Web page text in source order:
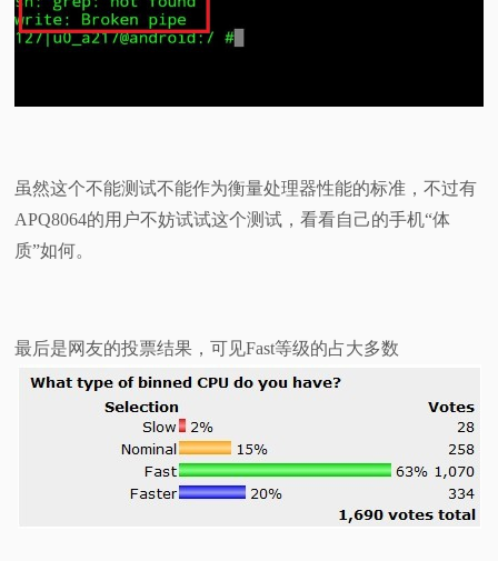
虽然这个不能测试不能作为衡量处理器性能的标准，不过有
APQ8064的用户不妨试试这个测试，看看自己的手机“体
质”如何。
最后是网友的投票结果，可见Fast等级的占大多数